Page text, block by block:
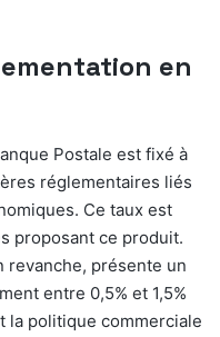
en
Postale est fixé à
réglementaires liés
Ce taux est
proposant ce produit.
revanche, présente un
entre 0,5% et 1,5%
la politique commerciale